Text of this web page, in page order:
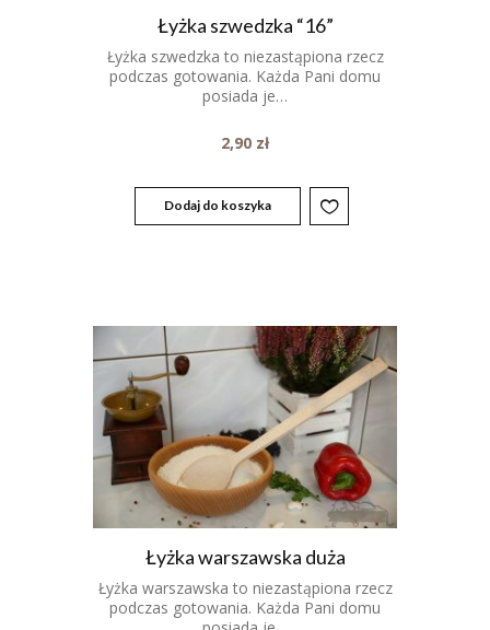
Łyżka szwedzka “16”
Łyżka szwedzka to niezastąpiona rzecz
podczas gotowania. Każda Pani domu
posiada je…
2,90 zł
Dodaj do koszyka
Łyżka warszawska duża
Łyżka warszawska to niezastąpiona rzecz
podczas gotowania. Każda Pani domu